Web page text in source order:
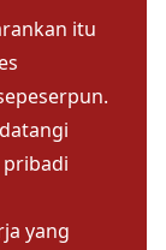
itu
yang